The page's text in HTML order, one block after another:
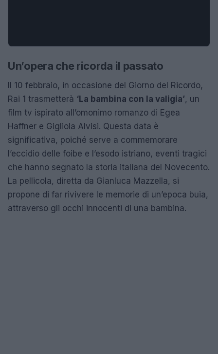
Un’opera che ricorda il passato
Il 10 febbraio, in occasione del Giorno del Ricordo,
Rai 1 trasmetterà ‘La bambina con la valigia’, un
film tv ispirato all’omonimo romanzo di Egea
Haffner e Gigliola Alvisi. Questa data è
significativa, poiché serve a commemorare
l’eccidio delle foibe e l’esodo istriano, eventi tragici
che hanno segnato la storia italiana del Novecento.
La pellicola, diretta da Gianluca Mazzella, si
propone di far rivivere le memorie di un’epoca buia,
attraverso gli occhi innocenti di una bambina.